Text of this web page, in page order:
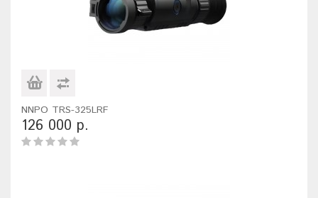
NNPO TRS-325LRF
126 000 р.